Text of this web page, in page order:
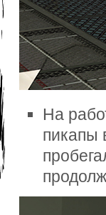
На
пикапы